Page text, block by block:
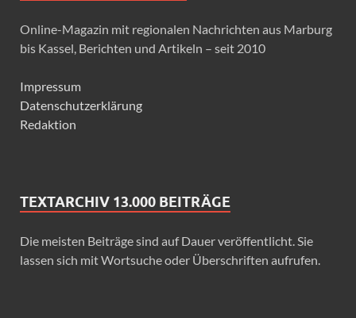
Online-Magazin mit regionalen Nachrichten aus Marburg
bis Kassel, Berichten und Artikeln – seit 2010
Impressum
Datenschutzerklärung
Redaktion
TEXTARCHIV 13.000 BEITRÄGE
Die meisten Beiträge sind auf Dauer veröffentlicht. Sie
lassen sich mit Wortsuche oder Überschriften aufrufen.